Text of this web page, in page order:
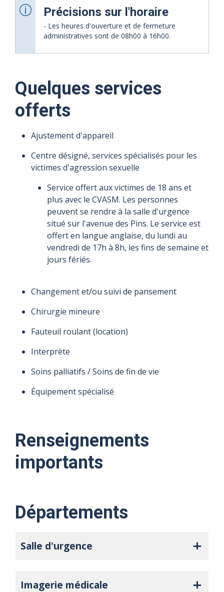
Précisions sur l'horaire
- Les heures d'ouverture et de fermeture
administratives sont de 08h00 à 16h00.
Quelques services
offerts
Ajustement d'appareil
Centre désigné, services spécialisés pour les
victimes d'agression sexuelle
Service offert aux victimes de 18 ans et
plus avec le CVASM. Les personnes
peuvent se rendre à la salle d'urgence
situé sur l'avenue des Pins. Le service est
offert en langue anglaise, du lundi au
vendredi de 17h à 8h, les fins de semaine et
jours fériés.
Changement et/ou suivi de pansement
Chirurgie mineure
Fauteuil roulant (location)
Interprète
Soins palliatifs / Soins de fin de vie
Équipement spécialisé
Renseignements
importants
Départements
Salle d'urgence
Imagerie médicale